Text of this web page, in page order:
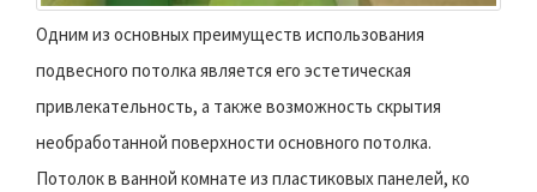
Одним из основных преимуществ использования
подвесного потолка является его эстетическая
привлекательность, а также возможность скрытия
необработанной поверхности основного потолка.
Потолок в ванной комнате из пластиковых панелей, ко